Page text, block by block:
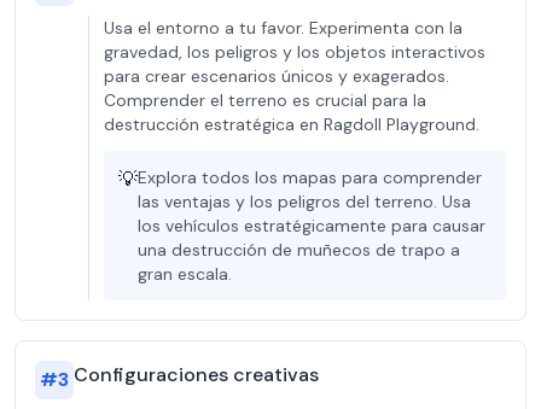
Usa el entorno a tu favor. Experimenta con la
gravedad, los peligros y los objetos interactivos
para crear escenarios únicos y exagerados.
Comprender el terreno es crucial para la
destrucción estratégica en Ragdoll Playground.
💡Explora todos los mapas para comprender
las ventajas y los peligros del terreno. Usa
los vehículos estratégicamente para causar
una destrucción de muñecos de trapo a
gran escala.
#3 Configuraciones creativas